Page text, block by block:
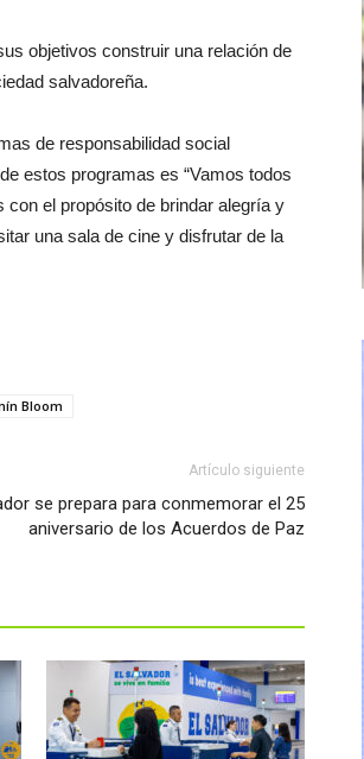
objetivos construir una relación de
salvadoreña.
de responsabilidad social
estos programas es “Vamos todos
con el propósito de brindar alegría y
una sala de cine y disfrutar de la
Bloom
Artículo siguiente
se prepara para conmemorar el 25
aniversario de los Acuerdos de Paz